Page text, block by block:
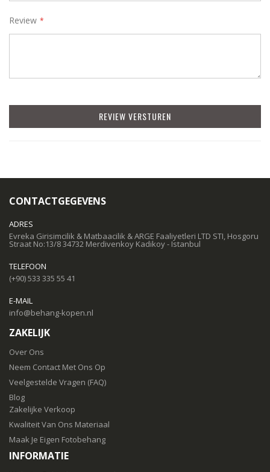
Review
REVIEW VERSTUREN
CONTACTGEGEVENS
ADRES
Evreka Girisimcilik & Matbaacilik & ARGE Faaliyetleri LTD STI, Hosgoru
Straat No:13/8 34732 Merdivenkoy Kadikoy - Istanbul
TELEFOON
(+90) 533 335 55 41
E-MAIL
info@behang-kopen.nl
ZAKELIJK
Over Ons
Neem Contact Met Ons Op
Veelgestelde Vragen (FAQ)
Blog
Zakelijke Verkoop
Kwaliteit Van Ons Materiaal
Maak Je Eigen Fotobehang
INFORMATIE